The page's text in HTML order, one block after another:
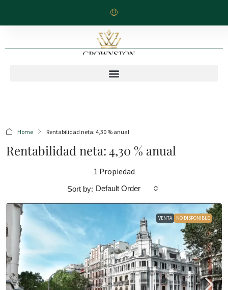
Home Rentabilidad neta: 4,30 % anual
Rentabilidad neta: 4,30 % anual
1 Propiedad
Sort by: Default Order
VENTA NO DISPONIBLE